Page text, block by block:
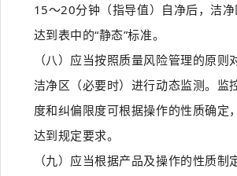
15～20分钟（指导值）自净后，洁
达到表中的“静态”标准。
（八）应当按照质量风险管理的原则
洁净区（必要时）进行动态监测。监
度和纠偏限度可根据操作的性质确定
达到规定要求。
（九）应当根据产品及操作的性质制